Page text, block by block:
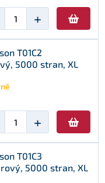
+
T01C2
5000 stran, XL
+
T01C3
5000 stran, XL